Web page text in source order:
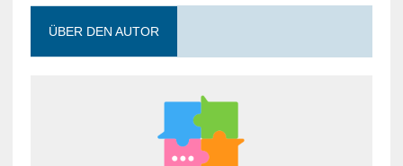
ÜBER DEN AUTOR